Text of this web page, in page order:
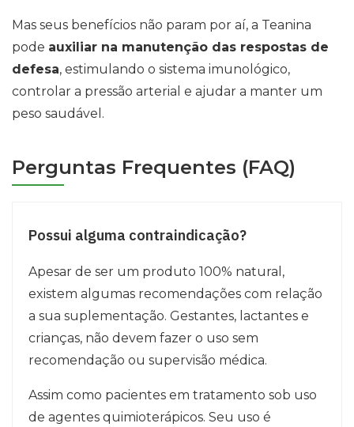
Mas seus benefícios não param por aí, a Teanina
pode auxiliar na manutenção das respostas de
defesa, estimulando o sistema imunológico,
controlar a pressão arterial e ajudar a manter um
peso saudável.
Perguntas Frequentes (FAQ)
Possui alguma contraindicação?
Apesar de ser um produto 100% natural,
existem algumas recomendações com relação
a sua suplementação. Gestantes, lactantes e
crianças, não devem fazer o uso sem
recomendação ou supervisão médica.
Assim como pacientes em tratamento sob uso
de agentes quimioterápicos. Seu uso é